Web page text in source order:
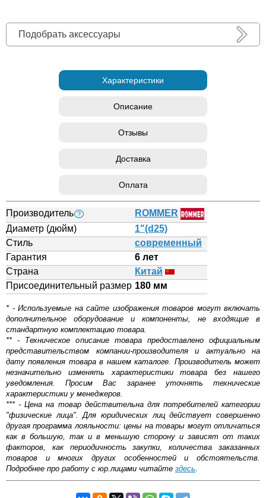
Подобрать аксессуары
Характеристики
Описание
Отзывы
Доставка
Оплата
Производитель ?
ROMMER
Диаметр (дюйм)
1"(d25)
Стиль
современный
Гарантия
6 лет
Страна
Китай
Присоединительный размер 180 мм
* - Используемые на сайте изображения товаров могут включать
дополнительное оборудование и компоненты, не входящие в
стандартную комплектацию товара.
** - Техническое описание товара предоставлено официальным
представительством компании-производителя и актуально на
дату появления товара в нашем каталоге. Производитель может
незначительно изменять характеристики товара без нашего
уведомления. Просим Вас заранее уточнять технические
характеристики у менеджеров.
*** - Цена на товар действительна для потребителей категории
"физические лица". Для юридических лиц действует совершенно
другая программа лояльности: цены на товары могут отличаться
как в большую, так и в меньшую сторону и зависят от таких
факторов, как периодичность закупки, количества заказанных
товаров и многих других особенностей и обстоятельств.
Подробнее про работу с юр.лицами читайте здесь.